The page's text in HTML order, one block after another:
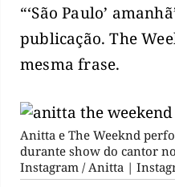
“‘São Paulo’
publicação. The
mesma frase.
Anitta e The Weeknd
durante show do cantor
Instagram / Anitta |